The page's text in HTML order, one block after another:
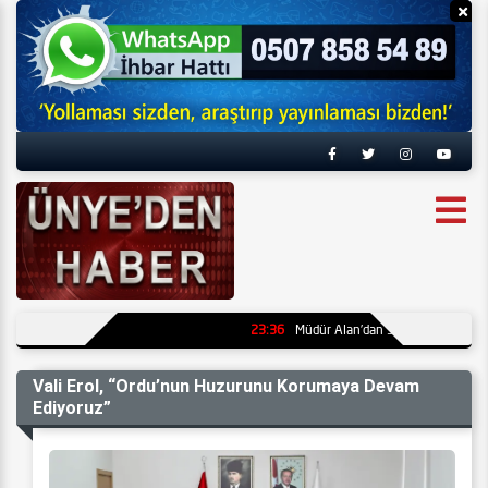
Reklamı Gizle
23:36 Müdür Alan’dan Su Kabağı ve
Vali Erol, “Ordu’nun Huzurunu Korumaya Devam
Ediyoruz”